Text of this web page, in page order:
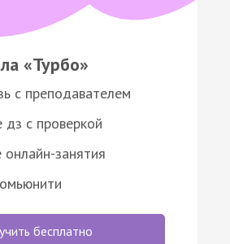
«Турбо»
с преподавателем
с проверкой
занятия
бесплатно